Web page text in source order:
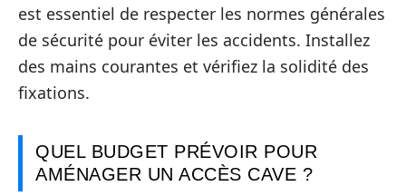
est essentiel de respecter les normes générales
de sécurité pour éviter les accidents. Installez
des mains courantes et vérifiez la solidité des
fixations.
QUEL BUDGET PRÉVOIR POUR
AMÉNAGER UN ACCÈS CAVE ?